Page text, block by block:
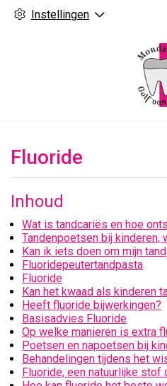
Instellingen
Fluoride
Inhoud
Wat is tandcariës en hoe
Tandenpoetsen bij kinderen,
Kan ik iets doen om mijn
Fluoridepeutertandpasta
Fluoride
Kan het kwaad als kinderen
Heeft fluoride bijwerkingen?
Basisadvies Fluoride
Op welke manieren is extra
Poetsen en napoetsen bij
Behandelingen tijdens het
Fluoride, een natuurlijke